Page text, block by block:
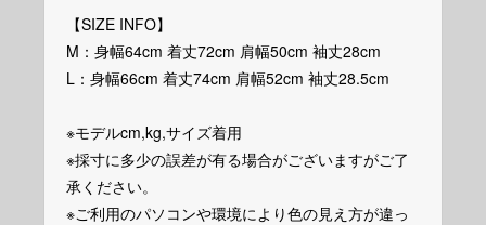
【SIZE INFO】
M：身幅64cm 着丈72cm 肩幅50cm 袖丈28cm
L：身幅66cm 着丈74cm 肩幅52cm 袖丈28.5cm
※モデルcm,kg,サイズ着用
※採寸に多少の誤差が有る場合がございますがご了
承ください。
※ご利用のパソコンや環境により色の見え方が違っ